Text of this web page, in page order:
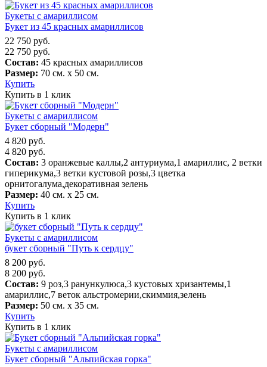
Букеты с амариллисом
Букет из 45 красных амариллисов
22 750 руб.
22 750 руб.
Состав: 45 красных амариллисов
Размер: 70 см. х 50 см.
Купить
Купить в 1 клик
Букеты с амариллисом
Букет сборный "Модерн"
4 820 руб.
4 820 руб.
Состав: 3 оранжевые каллы,2 антуриума,1 амариллис, 2 ветки
гиперикума,3 ветки кустовой розы,3 цветка
орнитогалума,декоративная зелень
Размер: 40 см. х 25 см.
Купить
Купить в 1 клик
Букеты с амариллисом
букет сборный "Путь к сердцу"
8 200 руб.
8 200 руб.
Состав: 9 роз,3 ранункулюса,3 кустовых хризантемы,1
амариллис,7 веток альстромерии,скиммия,зелень
Размер: 50 см. х 35 см.
Купить
Купить в 1 клик
Букеты с амариллисом
Букет сборный "Альпийская горка"